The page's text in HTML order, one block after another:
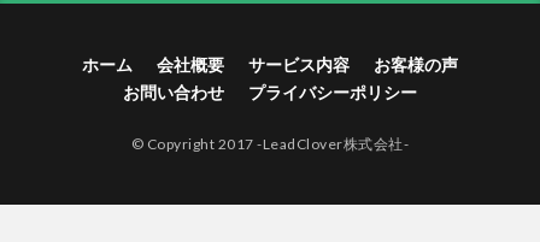
ホーム 会社概要 サービス内容
お客様の声
お問い合わせ
プライバシーポリシー
© Copyright 2017 -LeadClover株式会社-